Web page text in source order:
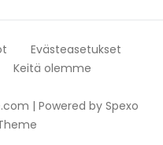
| Powered bySpexo
Evästeasetukset
Keitä olemme